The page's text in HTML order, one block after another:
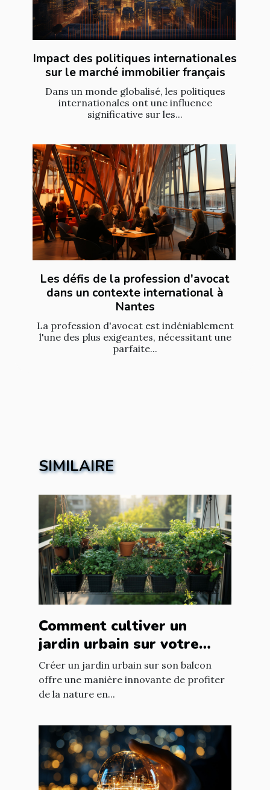
Impact des politiques internationales
sur le marché immobilier français
Dans un monde globalisé, les politiques
internationales ont une influence
significative sur les...
Les défis de la profession d'avocat
dans un contexte international à
Nantes
La profession d'avocat est indéniablement
l'une des plus exigeantes, nécessitant une
parfaite...
SIMILAIRE
Comment cultiver un
jardin urbain sur votre
balcon
Créer un jardin urbain sur son balcon
offre une manière innovante de profiter
de la nature en...